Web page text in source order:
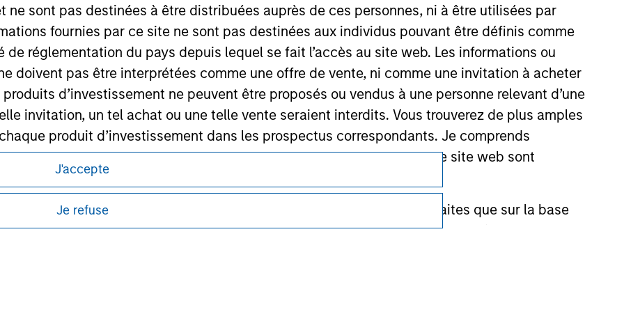
ne sont pas destinées à être distribuées auprès de ces personnes, ni à être utilisées par
fournies par ce site ne sont pas destinées aux individus pouvant être définis comme
de réglementation du pays depuis lequel se fait l’accès au site web. Les informations ou
doivent pas être interprétées comme une offre de vente, ni comme une invitation à acheter
d’investissement ne peuvent être proposés ou vendus à une personne relevant d’une
invitation, un tel achat ou une telle vente seraient interdits. Vous trouverez de plus amples
produit d’investissement dans les prospectus correspondants. Je comprends
ne garantit ni n’affirme que les informations fournies par ce site web sont
particulier
des Compartiments mentionnés sur le Site Internet ne doivent être faites que sur la base
le Rapport annuel et le Rapport semestriel respectifs (' Documents d'offre ').
J'accepte
Je refuse
Careers
d’utilisation avant d’engager toute
dans certaines juridictions ou pour
Confidentialité